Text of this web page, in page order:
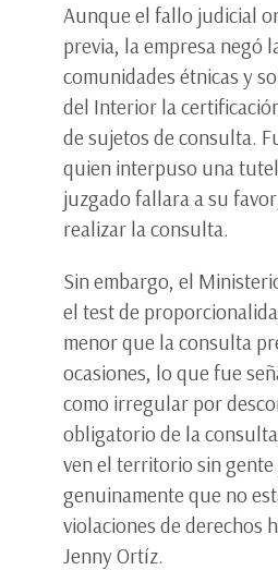
Aunque el fallo judicial
previa, la empresa negó
comunidades étnicas y
del Interior la
de sujetos de consulta.
quien interpuso una
juzgado fallara a su
realizar la consulta.
Sin embargo, el
el test de
menor que la consulta
ocasiones, lo que fue
como irregular por
obligatorio de la
ven el territorio sin gente
genuinamente que no
violaciones de derechos
Jenny Ortíz.